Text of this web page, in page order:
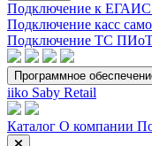
Подключение к ЕГАИС
Подключение касс
Подключение ТС
Программное
iiko Saby Retail
Каталог О компании